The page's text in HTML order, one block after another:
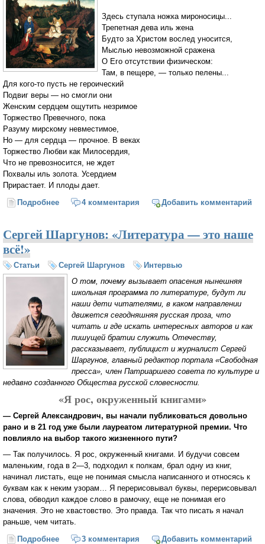
Здесь ступала ножка мироносицы...
Трепетная дева иль жена
Будто за Христом вослед уносится,
Мыслью невозможной сражена
О Его отсутствии физическом:
Там, в пещере, — только пелены...
Для кого-то пусть не героический
Подвиг веры — но смогли они
Женским сердцем ощутить незримое
Торжество Превечного, пока
Разуму мирскому невместимое,
Но — для сердца — прочное. В веках
Торжество Любви как Милосердия,
Что не превозносится, не ждет
Похвалы иль золота. Усердием
Прирастает. И плоды дает.
Подробнее о Тихо идут жены-мироносицы...
4 комментария Добавить комментарий
Сергей Шаргунов: «Литература — это наше
всё!»
Статьи Сергей Шаргунов
Интервью
О том, почему вызывает опасения нынешняя
школьная программа по литературе, будут ли
наши дети читателями, в каком направлении
движется сегодняшняя русская проза, что
читать и где искать интересных авторов и как
пишущей братии служить Отечеству,
рассказывает, публицист и журналист Сергей
Шаргунов, главный редактор портала «Свободная
пресса», член Патриаршего совета по культуре и
недавно созданного Общества русской словесности.
«Я рос, окруженный книгами»
— Сергей Александрович, вы начали публиковаться довольно
рано и в 21 год уже были лауреатом литературной премии. Что
повлияло на выбор такого жизненного пути?
— Так получилось. Я рос, окруженный книгами. И будучи совсем
маленьким, года в 2—3, подходил к полкам, брал одну из книг,
начинал листать, еще не понимая смысла написанного и относясь к
буквам как к неким узорам… Я перерисовывал буквы, перерисовывал
слова, обводил каждое слово в рамочку, еще не понимая его
значения. Это не хвастовство. Это правда. Так что писать я начал
раньше, чем читать.
Подробнее о Сергей Шаргунов: «Литература — это наше всё!»
3 комментария Добавить комментарий